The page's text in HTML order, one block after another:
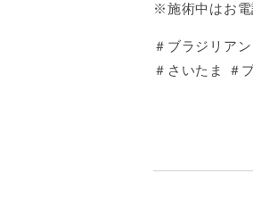
※施術中はお電
＃ブラジリア
＃さいたま ＃